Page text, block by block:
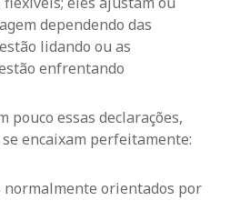
dependendo das
lidando ou as
enfrentando
pouco essas declarações,
encaixam perfeitamente:
normalmente orientados por